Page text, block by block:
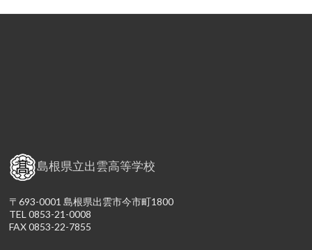
島根県立出雲高等学校
〒693-0001 島根県出雲市今市町1800
TEL 0853-21-0008
FAX 0853-22-7855